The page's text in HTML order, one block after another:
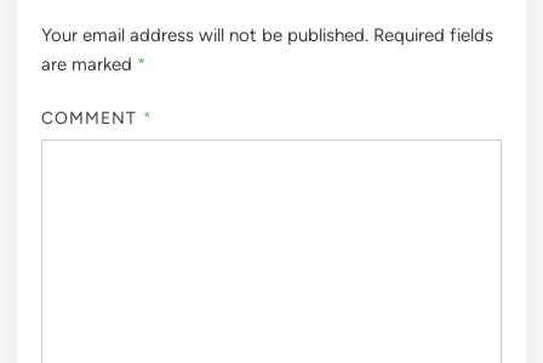
Your email address will not be published. Required fields
are marked *
COMMENT *